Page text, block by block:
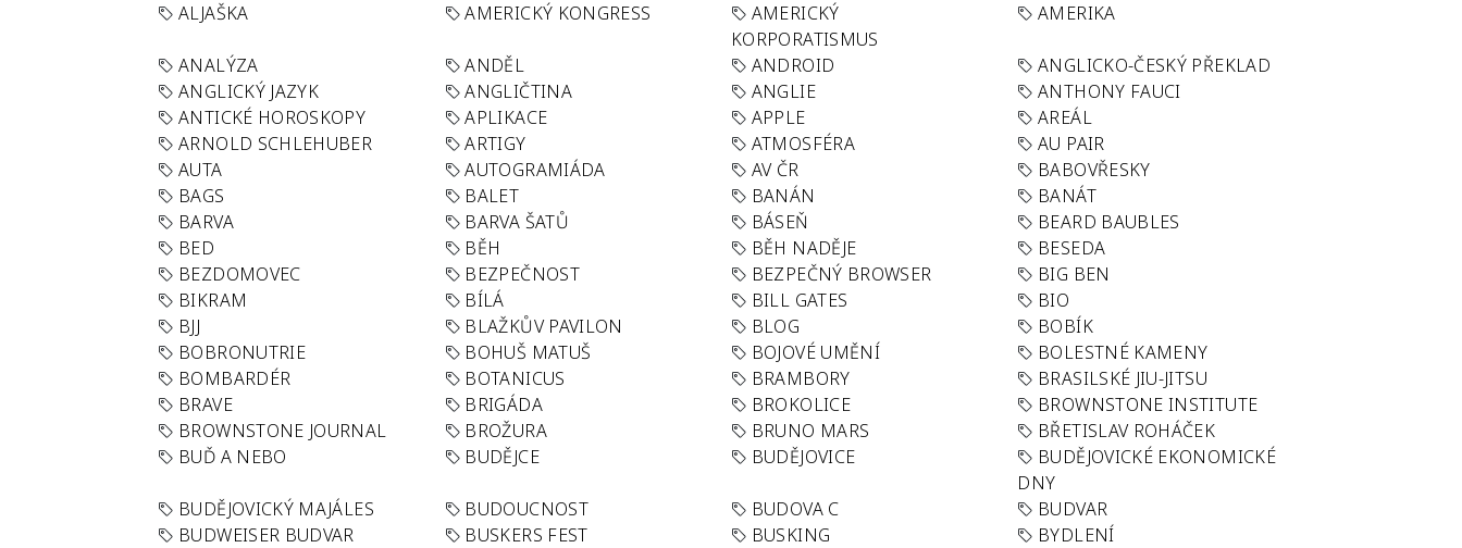
ALJAŠKA
AMERICKÝ KONGRESS
AMERICKÝ
KORPORATISMUS
AMERIKA
ANALÝZA ANDĚL ANDROID
ANGLICKO-ČESKÝ PŘEKLAD
ANGLICKÝ JAZYK
ANGLIČTINA ANGLIE
ANTHONY FAUCI
ANTICKÉ HOROSKOPY
APLIKACE APPLE
AREÁL
ARNOLD SCHLEHUBER
ARTIGY ATMOSFÉRA
AU PAIR
AUTA
AUTOGRAMIÁDA AV ČR
BABOVŘESKY
BAGS
BALET BANÁN
BANÁT
BARVA
BARVA ŠATŮ BÁSEŇ
BEARD BAUBLES
BED
BĚH BĚH NADĚJE
BESEDA
BEZDOMOVEC
BEZPEČNOST BEZPEČNÝ BROWSER
BIG BEN
BIKRAM
BÍLÁ BILL GATES
BIO
BJJ
BLAŽKŮV PAVILON BLOG
BOBÍK
BOBRONUTRIE
BOHUŠ MATUŠ BOJOVÉ UMĚNÍ
BOLESTNÉ KAMENY
BOMBARDÉR
BOTANICUS BRAMBORY
BRASILSKÉ JIU-JITSU
BRAVE
BRIGÁDA BROKOLICE
BROWNSTONE INSTITUTE
BROWNSTONE JOURNAL
BROŽURA BRUNO MARS
BŘETISLAV ROHÁČEK
BUĎ A NEBO
BUDĚJCE BUDĚJOVICE
BUDĚJOVICKÉ EKONOMICKÉ
DNY
BUDĚJOVICKÝ MAJÁLES
BUDOUCNOST BUDOVA C
BUDVAR
BUDWEISER BUDVAR
BUSKERS FEST BUSKING
BYDLENÍ